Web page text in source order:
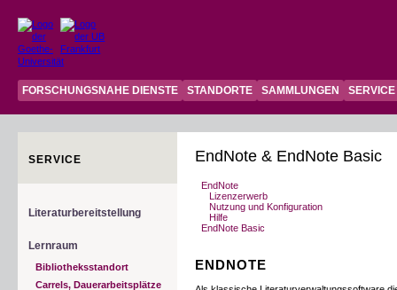
FORSCHUNGSNAHE DIENSTE STANDORTE SAMMLUNGEN SERVICE
SERVICE
Literaturbereitstellung
Lernraum
Bibliotheksstandort
Carrels, Dauerarbeitsplätze
EndNote & EndNote Basic
EndNote
Lizenzerwerb
Nutzung und Konfiguration
Hilfe
EndNote Basic
ENDNOTE